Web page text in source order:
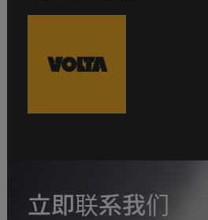
立即联系我们